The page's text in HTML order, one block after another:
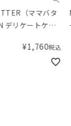
（ママバタ
ケートケア
1,760税込
ー